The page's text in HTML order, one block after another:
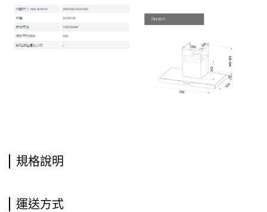
規格說明
運送方式